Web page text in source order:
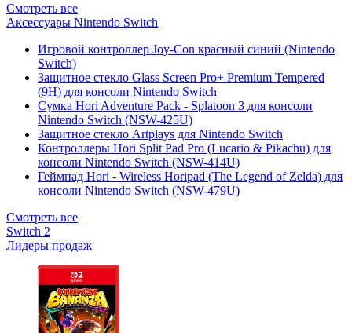
Смотреть все
Аксессуары Nintendo Switch
Игровой контроллер Joy-Con красный синий (Nintendo
Switch)
Защитное стекло Glass Screen Pro+ Premium Tempered
(9H) для консоли Nintendo Switch
Сумка Hori Adventure Pack - Splatoon 3 для консоли
Nintendo Switch (NSW-425U)
Защитное стекло Artplays для Nintendo Switch
Контроллеры Hori Split Pad Pro (Lucario & Pikachu) для
консоли Nintendo Switch (NSW-414U)
Геймпад Hori - Wireless Horipad (The Legend of Zelda) для
консоли Nintendo Switch (NSW-479U)
Смотреть все
Switch 2
Лидеры продаж